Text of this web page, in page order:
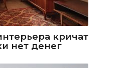
кричат
нет денег